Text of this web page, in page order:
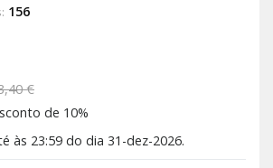
156
€
de 10%
às 23:59 do dia 31-dez-2026.